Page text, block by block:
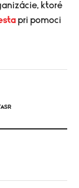
ktoré
pri pomoci